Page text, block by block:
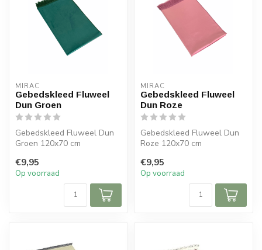
MIRAC
Gebedskleed Fluweel
Dun Groen
Gebedskleed Fluweel Dun
Groen 120x70 cm
€9,95
Op voorraad
MIRAC
Gebedskleed Fluweel
Dun Roze
Gebedskleed Fluweel Dun
Roze 120x70 cm
€9,95
Op voorraad